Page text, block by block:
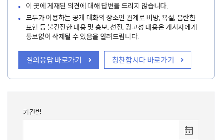
이 곳에 게재된 의견에 대해 답변을 드리지 않습니다.
모두가 이용하는 공개 대화의 장소인 관계로 비방, 욕설, 음란한
표현 등 불건전한 내용 및 홍보, 선전, 광고성 내용은 게시자에게
통보없이 삭제될 수 있음을 알려드립니다.
질의응답 바로가기 칭찬합시다 바로가기
기간별